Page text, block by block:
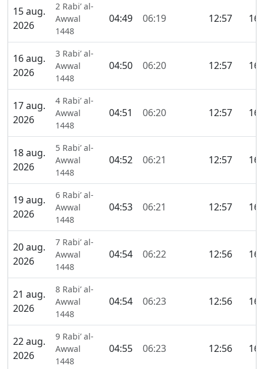
15 aug.
2026
2 Rabi’ al-
Awwal
1448
04:49 06:19 12:57
16 aug.
2026
3 Rabi’ al-
Awwal
1448
04:50 06:20 12:57
17 aug.
2026
4 Rabi’ al-
Awwal
1448
04:51 06:20 12:57
18 aug.
2026
5 Rabi’ al-
Awwal
1448
04:52 06:21 12:57
19 aug.
2026
6 Rabi’ al-
Awwal
1448
04:53 06:21 12:57
20 aug.
2026
7 Rabi’ al-
Awwal
1448
04:54 06:22 12:56
21 aug.
2026
8 Rabi’ al-
Awwal
1448
04:54 06:23 12:56
22 aug.
2026
9 Rabi’ al-
Awwal
1448
04:55 06:23 12:56